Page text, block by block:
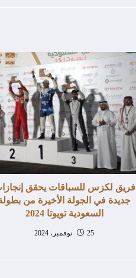
فريق لكزس للسباقات يحقق
جديدة في الجولة الأخيرة من
السعودية تويوتا 2024
25 نوفمبر، 2024